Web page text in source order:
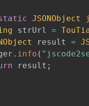
JSONObject
strUrl =
result =
. info (
result ;